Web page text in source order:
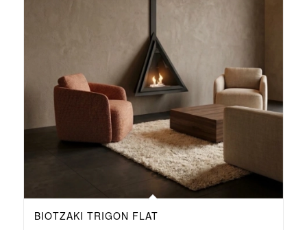
ΒΙΟΤΖΆΚΙ TRIGON FLAT